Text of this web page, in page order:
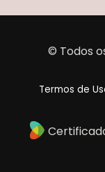
© Todos
Termos de